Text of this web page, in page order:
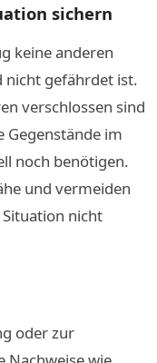
sichern
keine anderen
gefährdet ist.
verschlossen sind
Gegenstände im
noch benötigen.
und vermeiden
nicht
oder zur